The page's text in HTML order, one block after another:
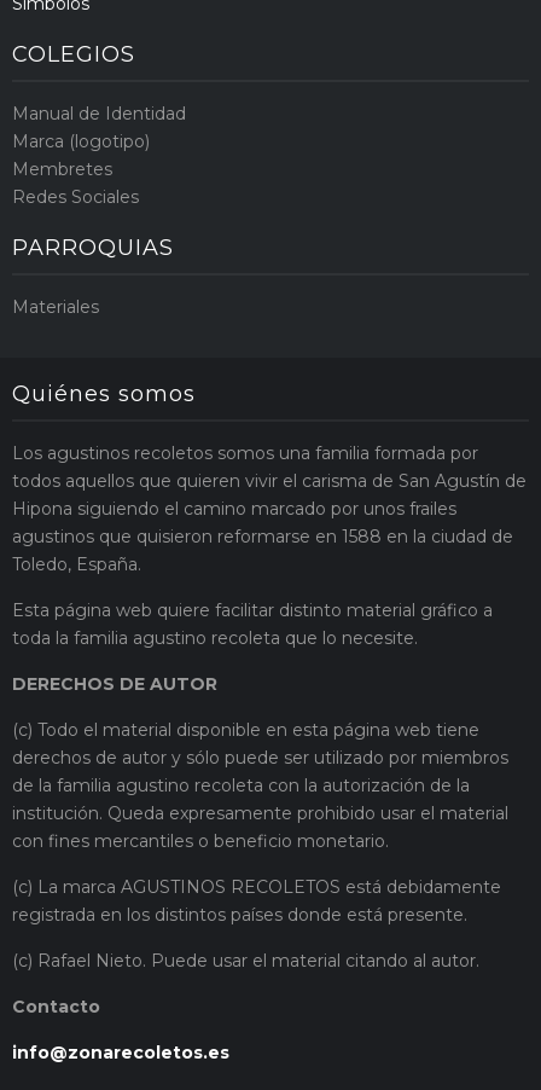
COLEGIOS
Manual de Identidad
Marca (logotipo)
Membretes
Redes Sociales
PARROQUIAS
Materiales
Quiénes somos
Los agustinos recoletos somos una familia formada por
todos aquellos que quieren vivir el carisma de San Agustín de
Hipona siguiendo el camino marcado por unos frailes
agustinos que quisieron reformarse en 1588 en la ciudad de
Toledo, España.
Esta página web quiere facilitar distinto material gráfico a
toda la familia agustino recoleta que lo necesite.
DERECHOS DE AUTOR
(c) Todo el material disponible en esta página web tiene
derechos de autor y sólo puede ser utilizado por miembros
de la familia agustino recoleta con la autorización de la
institución. Queda expresamente prohibido usar el material
con fines mercantiles o beneficio monetario.
(c) La marca AGUSTINOS RECOLETOS está debidamente
registrada en los distintos países donde está presente.
(c) Rafael Nieto. Puede usar el material citando al autor.
Contacto
info@zonarecoletos.es